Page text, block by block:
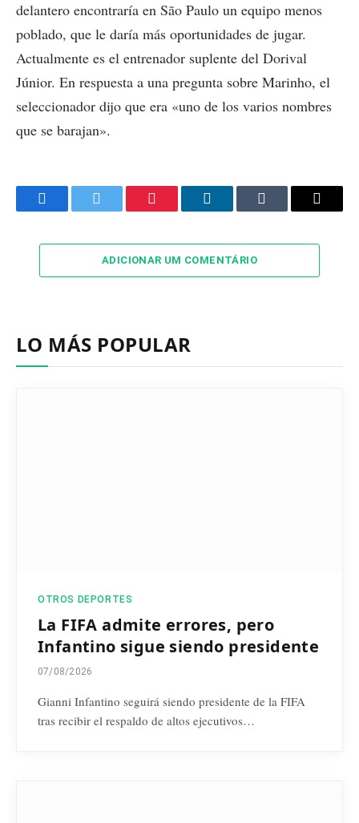
delantero encontraría en São Paulo un equipo menos
poblado, que le daría más oportunidades de jugar.
Actualmente es el entrenador suplente del Dorival
Júnior. En respuesta a una pregunta sobre Marinho, el
seleccionador dijo que era «uno de los varios nombres
que se barajan».
FacebookTwitter Pinterest LinkedInTumblr Email
ADICIONAR UM COMENTÁRIO
LO MÁS POPULAR
OTROS DEPORTES
La FIFA admite errores, pero
Infantino sigue siendo presidente
07/08/2026
Gianni Infantino seguirá siendo presidente de la FIFA
tras recibir el respaldo de altos ejecutivos…